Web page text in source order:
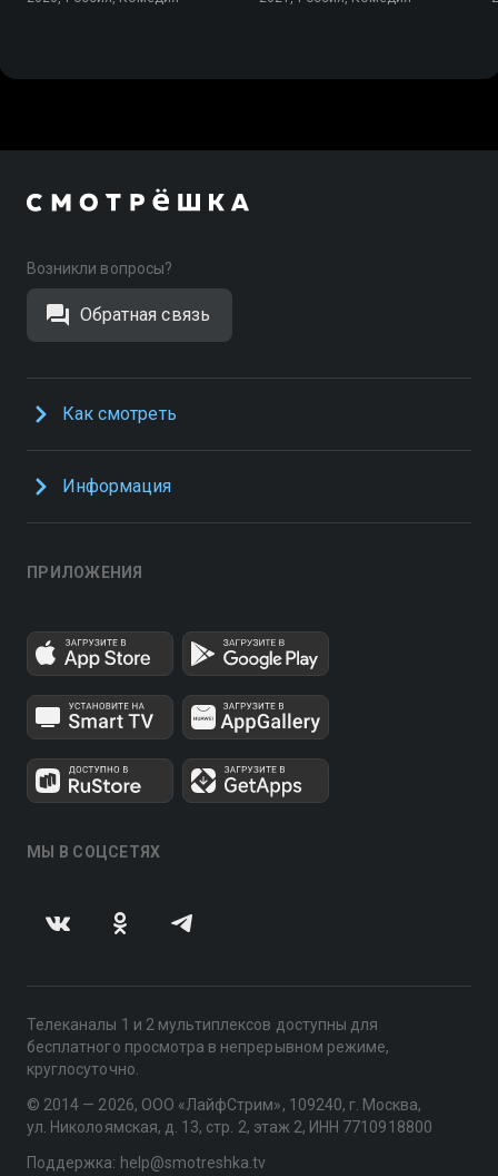
Возникли вопросы?
Обратная связь
Как смотреть
Информация
ПРИЛОЖЕНИЯ
МЫ В СОЦСЕТЯХ
Телеканалы 1 и 2 мультиплексов доступны для
бесплатного просмотра в непрерывном режиме,
круглосуточно.
© 2014 — 2026, ООО «ЛайфСтрим», 109240, г. Москва,
ул. Николоямская, д. 13, стр. 2, этаж 2, ИНН 7710918800
Поддержка: help@smotreshka.tv